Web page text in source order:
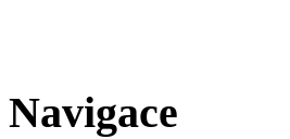
Navigace